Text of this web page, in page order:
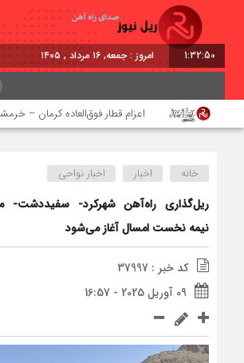
1:32:50 امروز : جمعه, ۱۶ مرداد , ۱۴۰۵
اعزام قطار فوق‌العاده کرمان – خرمشهر
خانه اخبار اخبار نواحی
ریل‌گذاری راه‌آهن شهرکرد- سفیددشت-
نیمه نخست امسال آغاز می‌شود
کد خبر : 37997
09 آوریل 2025 - 16:57